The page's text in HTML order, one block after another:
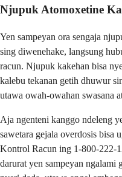
Njupuk Atomoxetine
Yen sampeyan ora sengaja
sing diwenehake, langsung
racun. Njupuk kakehan bisa
kalebu tekanan getih dhuwur
utawa owah-owahan swasana
Aja ngenteni kanggo ndeleng
sawetara gejala overdosis bisa
Kontrol Racun ing 1-800-222-
darurat yen sampeyan ngalami